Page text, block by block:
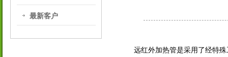
最新客户
远红外加热管是采用了经特殊